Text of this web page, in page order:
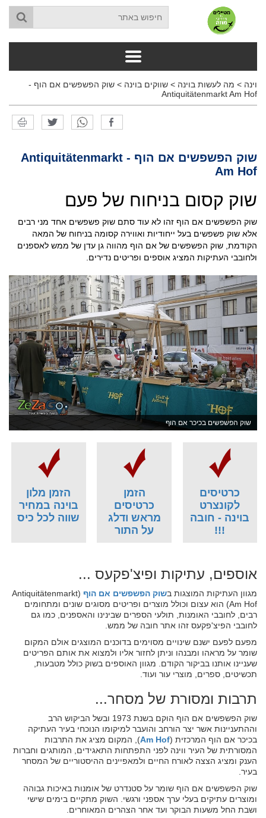
וינה > מה לעשות בוינה > שווקים בוינה > שוק הפשפשים אם הוף -
Antiquitätenmarkt Am Hof
שוק הפשפשים אם הוף - Antiquitätenmarkt
Am Hof
שוק קסום בניחוח של פעם
שוק הפשפשים אם הוף זהו לא עוד סתם שוק פשפשים אחד מני רבים
אלא שוק פשפשים בעל ייחודיות ואווירה קסומה בניחוח של המאה
הקודמת, שוק הפשפשים של אם הוף מהווה גן עדן של ממש לאספנים
ולחובבי העתיקות המציג אוספים ופריטים נדירים.
שוק הפשפשים בכיכר אם הוף
כרטיסים
לקונצרט
בוינה - חובה
!!!
הזמן
כרטיסים
מראש ודלג
על התור
הזמן מלון
בוינה במחיר
שווה לכל כיס
אוספים, עתיקות ופיצ'פקעס ...
מגוון העתיקות המוצגות בשוק הפשפשים אם הוף
(Antiquitätenmarkt
Am Hof) הוא עצום וכולל מוצרים ופריטים מסוגים שונים ומתחומים
רבים, לחובבי האומנות, תולעי הספרים שבינינו והאספנים, כמו גם
לחובבי הפיצ'פקעס זהו אתר חובה של ממש.
מפעם לפעם ישנם שינויים מסוימים בדוכנים המוצגים אולם המקום
שומר על מראהו ומבנהו וניתן לחזור אליו ולמצוא את אותם הפריטים
שעניינו אותנו בביקור הקודם. מגוון האוספים בשוק כולל מטבעות,
תכשיטים, ספרים, מוצרי עור ועוד.
תרבות ומסורת של מסחר...
שוק הפשפשים אם הוף הוקם בשנת 1973 ובשל הביקוש הרב
וההתעניינות אשר יצר הורחב והועבר למיקומו הנוכחי בעיר העתיקה
בכיכר אם הוף המרכזית (Am Hof), המקום מציג את התרבות
המסורתית של העיר ווינה לפני התפתחות התאגידים, המותגים וחברות
הענק ומציג הצצה לאורח החיים ולמאפיינים ההיסטוריים של המסחר
בעיר.
שוק הפשפשים אם הוף שומר על סטנדרט של אומנות באיכות גבוהה
ומוצרים עתיקים בעלי ערך אספני ורגשי. השוק מתקיים בימים שישי
ושבת החל משעות הבוקר ועד אחר הצהרים המאוחרים.